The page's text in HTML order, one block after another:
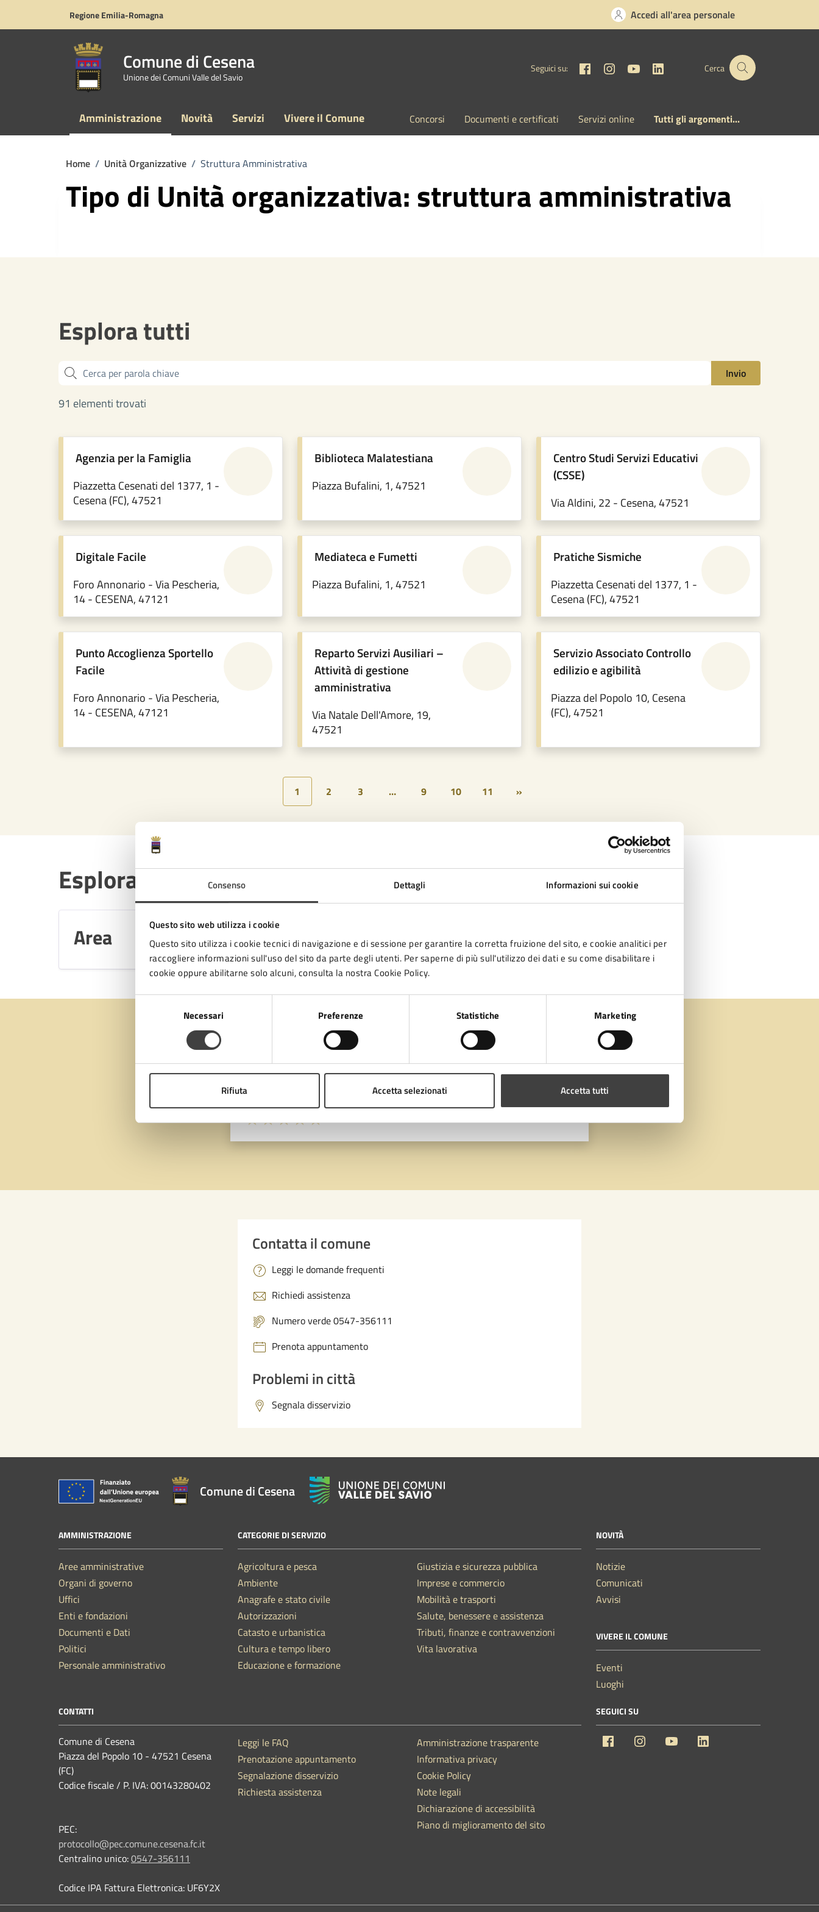
Consenso Dettagli Informazioni sui cookie
Questo sito web utilizza i cookie
Questo sito utilizza i cookie tecnici di navigazione e di sessione per garantire la corretta fruizione del sito, e cookie analitici per
raccogliere informazioni sull'uso del sito da parte degli utenti. Per saperne di più sull'utilizzo dei dati e su come disabilitare i
cookie oppure abilitarne solo alcuni, consulta la nostra Cookie Policy.
Selezione
Necessari Preferenze Statistiche Marketing
Rifiuta Accetta selezionati Accetta tutti
Regione Emilia-Romagna Accedi all'area personale
Comune di Cesena
Unione dei Comuni Valle del Savio
Seguici su: FacebookInstagram
YouTubeLinkedinCerca
Amministrazione Novità Servizi Vivere il Comune Concorsi Documenti e certificati Servizi online Tutti gli argomenti...
Home / Unità Organizzative / Struttura Amministrativa
Tipo di Unità organizzativa: struttura amministrativa
Esplora tutti
Cerca Invio
91 elementi trovati
Agenzia per la Famiglia
Piazzetta Cesenati del 1377, 1 -
Cesena (FC), 47521
Biblioteca Malatestiana
Piazza Bufalini, 1, 47521
Centro Studi Servizi Educativi
(CSSE)
Via Aldini, 22 - Cesena, 47521
Digitale Facile
Foro Annonario - Via Pescheria,
14 - CESENA, 47121
Mediateca e Fumetti
Piazza Bufalini, 1, 47521
Pratiche Sismiche
Piazzetta Cesenati del 1377, 1 -
Cesena (FC), 47521
Punto Accoglienza Sportello
Facile
Foro Annonario - Via Pescheria,
14 - CESENA, 47121
Reparto Servizi Ausiliari –
Attività di gestione
amministrativa
Via Natale Dell'Amore, 19,
47521
Servizio Associato Controllo
edilizio e agibilità
Piazza del Popolo 10, Cesena
(FC), 47521
1 2 3 … 9 10 11 »
Esplora per categoria
Area Ufficio
Quanto sono chiare le informazioni su questa
pagina?
Contatta il comune
Leggi le domande frequenti
Richiedi assistenza
Numero verde 0547-356111
Prenota appuntamento
Problemi in città
Segnala disservizio
Comune di Cesena
AMMINISTRAZIONE
Aree amministrative
Organi di governo
Uffici
Enti e fondazioni
Documenti e Dati
Politici
Personale amministrativo
CATEGORIE DI SERVIZIO
Agricoltura e pesca
Ambiente
Anagrafe e stato civile
Autorizzazioni
Catasto e urbanistica
Cultura e tempo libero
Educazione e formazione
Giustizia e sicurezza pubblica
Imprese e commercio
Mobilità e trasporti
Salute, benessere e assistenza
Tributi, finanze e contravvenzioni
Vita lavorativa
NOVITÀ
Notizie
Comunicati
Avvisi
VIVERE IL COMUNE
Eventi
Luoghi
CONTATTI
Comune di Cesena
Piazza del Popolo 10 - 47521 Cesena
(FC)
Codice fiscale / P. IVA: 00143280402
PEC:
protocollo@pec.comune.cesena.fc.it
Centralino unico:0547-356111
Codice IPA Fattura Elettronica: UF6Y2X
Leggi le FAQ
Prenotazione appuntamento
Segnalazione disservizio
Richiesta assistenza
Amministrazione trasparente
Informativa privacy
Cookie Policy
Note legali
Dichiarazione di accessibilità
Piano di miglioramento del sito
SEGUICI SU
Facebook Instagram YouTube